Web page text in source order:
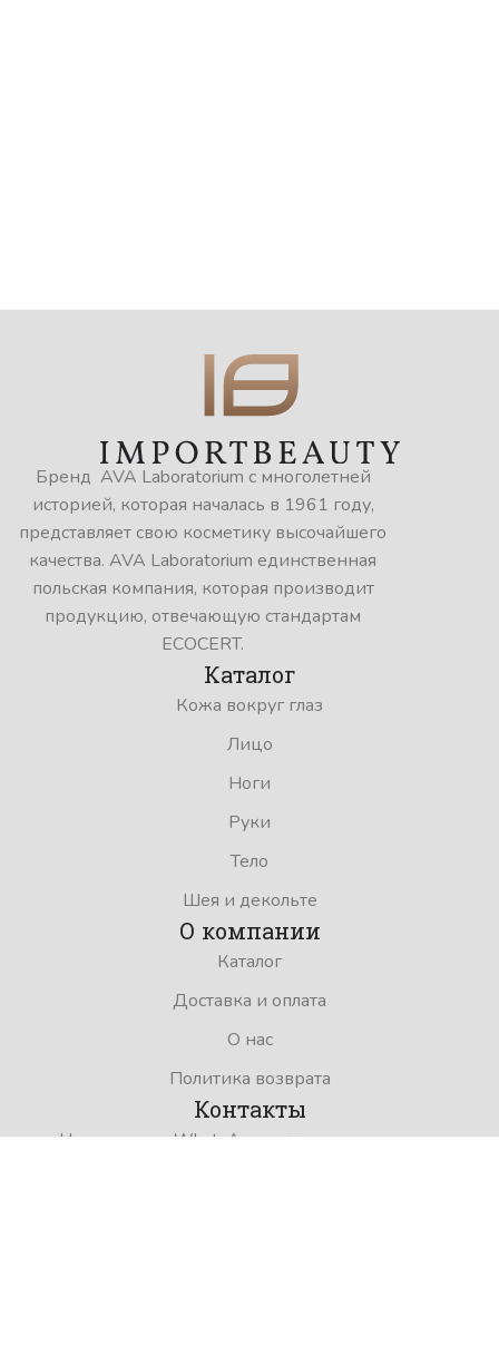
Бренд AVA Laboratorium с многолетней
историей, которая началась в 1961 году,
представляет свою косметику высочайшего
качества. AVA Laboratorium единственная
польская компания, которая производит
продукцию, отвечающую стандартам
ECOCERT.
Каталог
Кожа вокруг глаз
Лицо
Ноги
Руки
Тело
Шея и декольте
О компании
Каталог
Доставка и оплата
О нас
Политика возврата
Контакты
Напишите на WhatsApp, нажав на